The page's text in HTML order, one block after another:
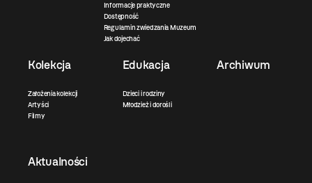
Informacje praktyczne
Dostępność
Regulamin zwiedzania Muzeum
Jak dojechać
Kolekcja
Założenia kolekcji
Artyści
Filmy
Edukacja
Dzieci i rodziny
Młodzież i dorośli
Archiwum
Aktualności